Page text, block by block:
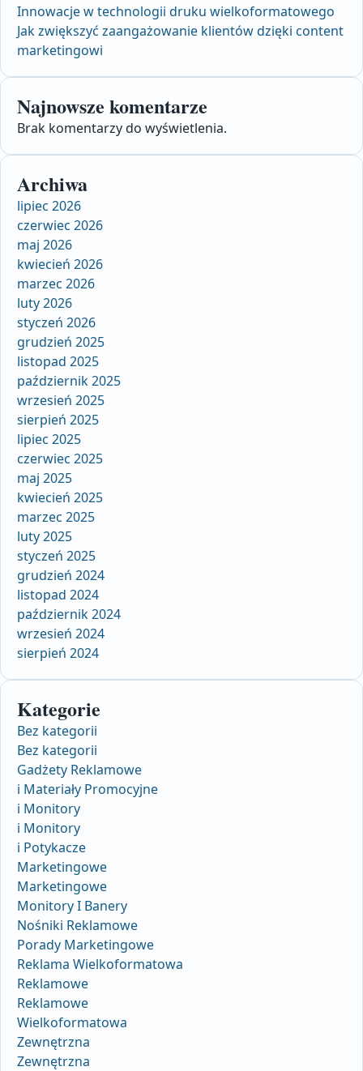
Innowacje w technologii druku wielkoformatowego
Jak zwiększyć zaangażowanie klientów dzięki content
marketingowi
Najnowsze komentarze
Brak komentarzy do wyświetlenia.
Archiwa
lipiec 2026
czerwiec 2026
maj 2026
kwiecień 2026
marzec 2026
luty 2026
styczeń 2026
grudzień 2025
listopad 2025
październik 2025
wrzesień 2025
sierpień 2025
lipiec 2025
czerwiec 2025
maj 2025
kwiecień 2025
marzec 2025
luty 2025
styczeń 2025
grudzień 2024
listopad 2024
październik 2024
wrzesień 2024
sierpień 2024
Kategorie
Bez kategorii
Bez kategorii
Gadżety Reklamowe
i Materiały Promocyjne
i Monitory
i Monitory
i Potykacze
Marketingowe
Marketingowe
Monitory I Banery
Nośniki Reklamowe
Porady Marketingowe
Reklama Wielkoformatowa
Reklamowe
Reklamowe
Wielkoformatowa
Zewnętrzna
Zewnętrzna